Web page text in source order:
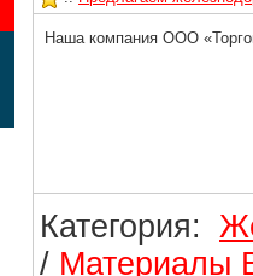
Наша компания ООО
Категория:
/ Материалы